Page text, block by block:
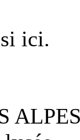
ici.